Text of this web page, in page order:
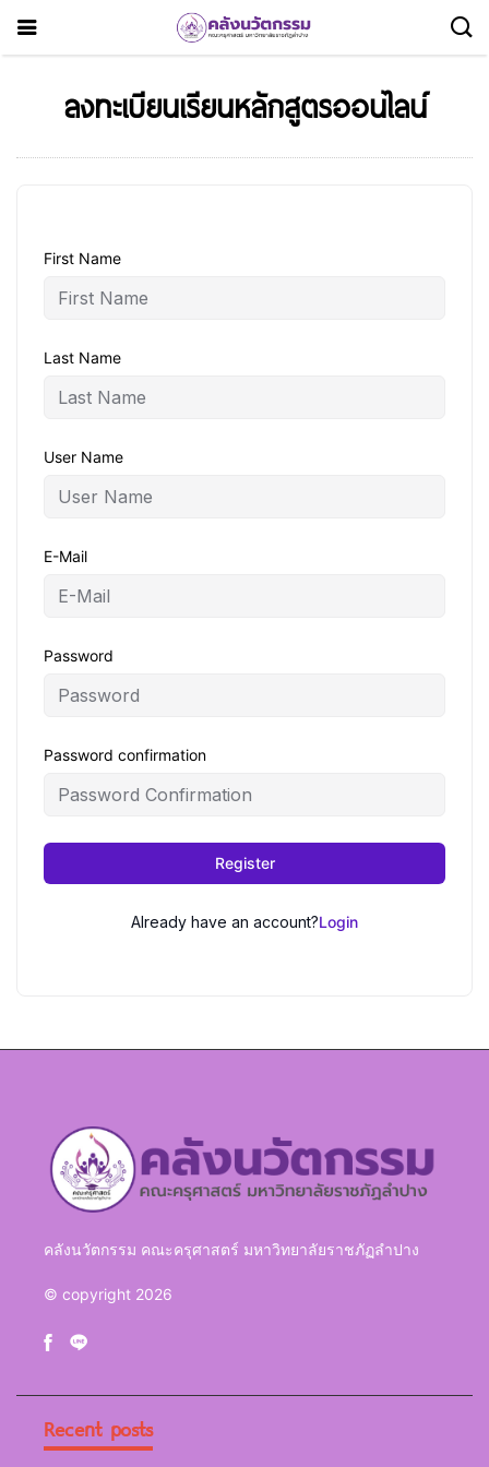
ลงทะเบียนเรียนหลักสูตรออนไลน์
First Name
Last Name
User Name
E-Mail
Password
Password confirmation
Register
Already have an account?Login
คลังนวัตกรรม คณะครุศาสตร์ มหาวิทยาลัยราชภัฏลำปาง
© copyright 2026
Recent posts